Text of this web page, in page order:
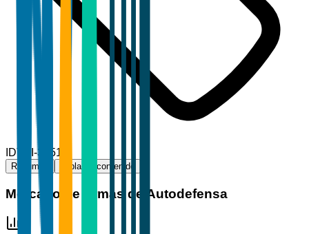
IDTBI-39516
Resumen Tabla de contenido
Mercado de Armas de Autodefensa